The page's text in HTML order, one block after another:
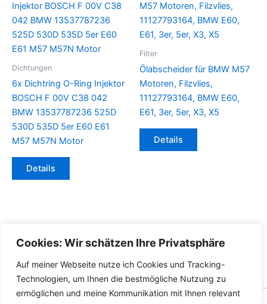
Cookies: Wir schätzen Ihre Privatsphäre
Auf meiner Webseite nutze ich Cookies und Tracking-
Technologien, um Ihnen die bestmögliche Nutzung zu
ermöglichen und meine Kommunikation mit Ihnen relevant
Dichtungen
6x Dichtring O-Ring Injektor
BOSCH F 00V C38 042
BMW 13537787236 525D
530D 535D 5er E60 E61
M57 M57N Motor
Details
Filter
Ölabscheider für BMW M57
Motoren, Filzvlies,
11127793164, BMW E60,
E61, 3er, 5er, X3, X5
Details